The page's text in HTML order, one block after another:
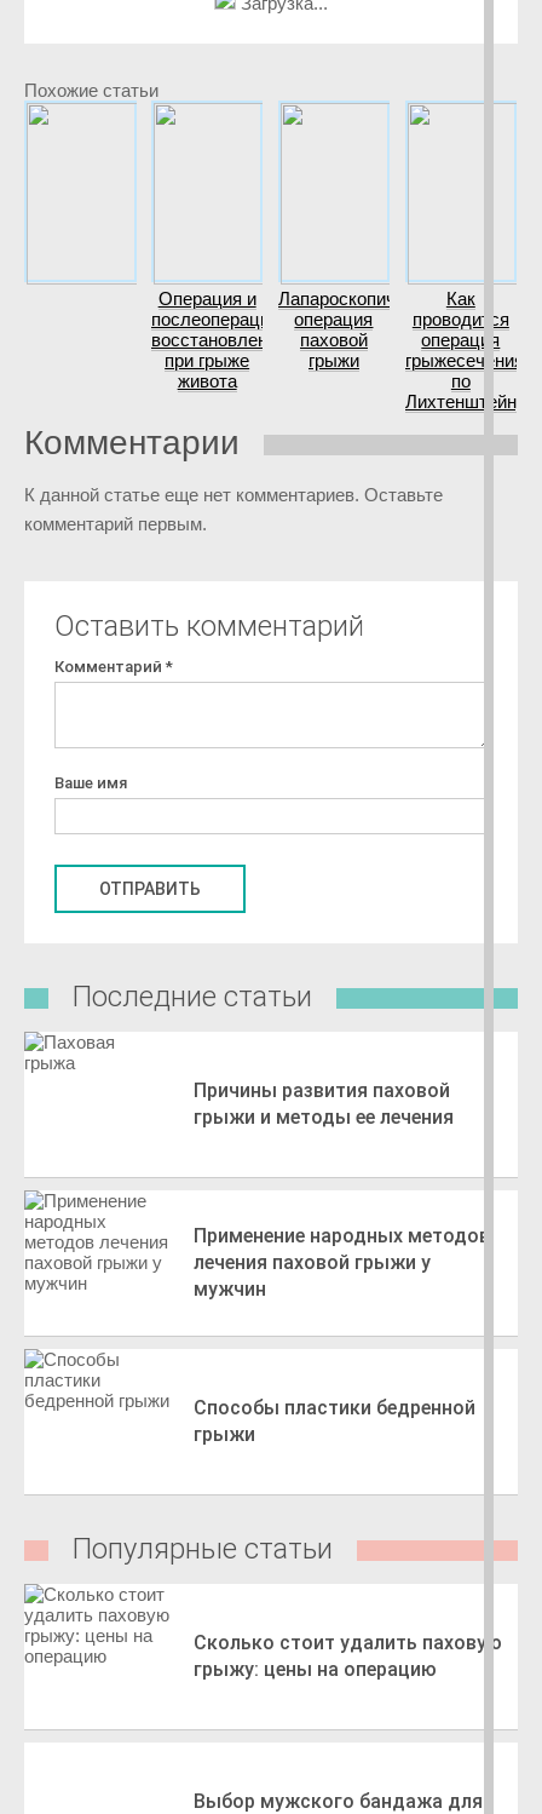
Похожие статьи
Операция и
послеоперационное
восстановление
при грыже
живота
Лапароскопическая
операция
паховой
грыжи
Как
проводится
операция
грыжесечения
по
Лихтенштейну
Комментарии
К данной статье еще нет комментариев. Оставьте
комментарий первым.
Оставить комментарий
Комментарий *
Ваше имя
Последние статьи
Причины развития паховой
грыжи и методы ее лечения
Применение народных методов
лечения паховой грыжи у
мужчин
Способы пластики бедренной
грыжи
Популярные статьи
Сколько стоит удалить паховую
грыжу: цены на операцию
Выбор мужского бандажа для